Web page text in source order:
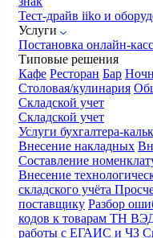
Тест-драйв iiko и
Услуги
Постановка онлайн-
Типовые решения
Кафе Ресторан Бар
Столовая/кулинария
Складской учет
Складской учет
Услуги бухгалтера-
Внесение накладных
Составление
Внесение
складского учёта
поставщику Разбор
кодов к товарам ТН
работы с ЕГАИС и ЧЗ